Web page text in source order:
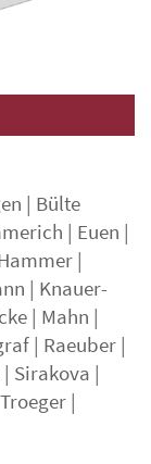
| Bülte
| Euen |
|
| Knauer-
| Mahn |
| Raeuber |
| Sirakova |
Troeger |